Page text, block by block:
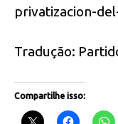
privatizacion-
Tradução:
Compartilhe isso: